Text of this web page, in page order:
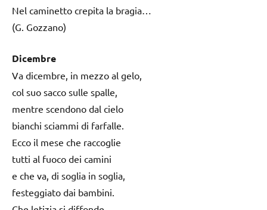
Nel caminetto crepita la bragia…
(G. Gozzano)
Dicembre
Va dicembre, in mezzo al gelo,
col suo sacco sulle spalle,
mentre scendono dal cielo
bianchi sciammi di farfalle.
Ecco il mese che raccoglie
tutti al fuoco dei camini
e che va, di soglia in soglia,
festeggiato dai bambini.